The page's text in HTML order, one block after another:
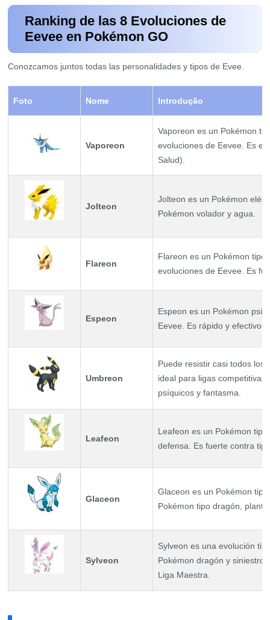
Ranking de las 8 Evoluciones de
Eevee en Pokémon GO
Conozcamos juntos todas las personalidades y tipos de Evee.
Foto Nome Introdução
Vaporeon
Vaporeon es un Pokémon
evoluciones de Eevee. Es
Salud).
Jolteon
Jolteon es un Pokémon
Pokémon volador y agua.
Flareon
Flareon es un Pokémon
evoluciones de Eevee. Es
Espeon
Espeon es un Pokémon
Eevee. Es rápido y efectivo
Umbreon
Puede resistir casi todos los
ideal para ligas
psíquicos y fantasma.
Leafeon
Leafeon es un Pokémon
defensa. Es fuerte contra
Glaceon
Glaceon es un Pokémon
Pokémon tipo dragón,
Sylveon
Sylveon es una evolución
Pokémon dragón y
Liga Maestra.